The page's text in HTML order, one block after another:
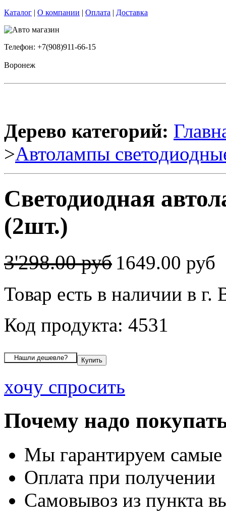
Каталог | О компании | Оплата | Доставка
Телефон: +7(908)911-66-15
Воронеж
Дерево категорий:
>Автолампы
Светодиодная
(2шт.)
3'298.00 руб 1649.00 руб
Товар есть в наличии в г.
Код продукта: 4531
хочу спросить
Почему надо
Мы гарантируем
Оплата при получении
Самовывоз из пункта